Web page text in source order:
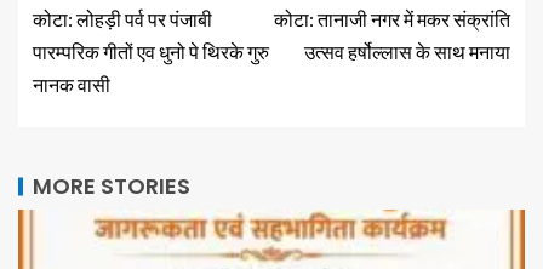
कोटा: लोहड़ी पर्व पर पंजाबी
पारम्परिक गीतों एव धुनो पे थिरके गुरु
नानक वासी
कोटा: तानाजी नगर में मकर संक्रांति
उत्सव हर्षोल्लास के साथ मनाया
MORE STORIES